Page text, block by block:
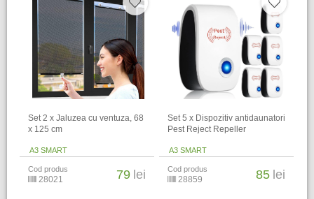
Set 2 x Jaluzea cu ventuza, 68
x 125 cm
A3 SMART
Cod produs
28021 79 lei
Set 5 x Dispozitiv antidaunatori
Pest Reject Repeller
A3 SMART
Cod produs
28859 85 lei